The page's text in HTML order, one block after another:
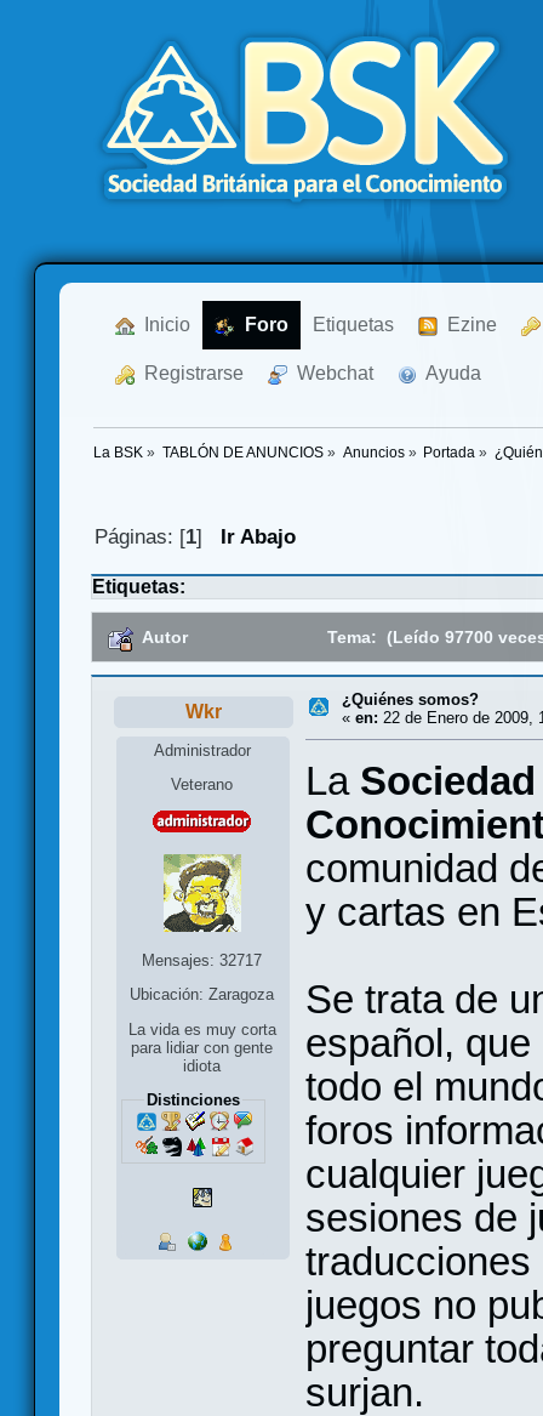
Inicio Foro Etiquetas Ezine
Registrarse Webchat Ayuda
La BSK » TABLÓN DE ANUNCIOS» Anuncios» Portada »
Páginas: [1] Ir Abajo
Etiquetas:
Autor Tema: (Leído 97700
Wkr
Administrador
Veterano
Mensajes: 32717
Ubicación: Zaragoza
La vida es muy corta
para lidiar con gente
idiota
Distinciones
¿Quiénes somos?
« en: 22 de Enero de 2009,
La
comunidad
y cartas en
Se trata de
español,
todo el
foros
cualquier
sesiones de
juegos no
preguntar
surjan.